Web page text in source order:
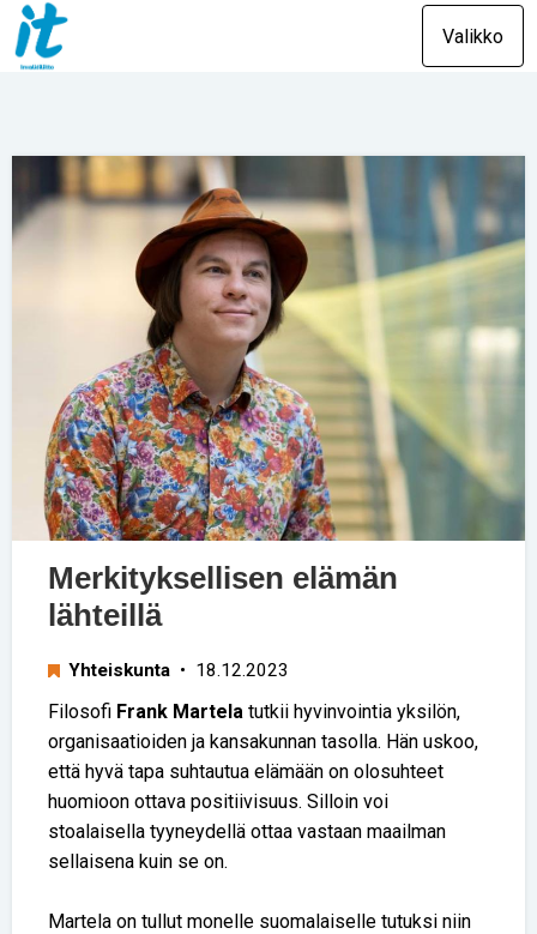
Valikko
Merkityksellisen elämän
lähteillä
Yhteiskunta • 18.12.2023
Filosofi Frank Martela tutkii hyvinvointia yksilön,
organisaatioiden ja kansakunnan tasolla. Hän uskoo,
että hyvä tapa suhtautua elämään on olosuhteet
huomioon ottava positiivisuus. Silloin voi
stoalaisella tyyneydellä ottaa vastaan maailman
sellaisena kuin se on.
Martela on tullut monelle suomalaiselle tutuksi niin